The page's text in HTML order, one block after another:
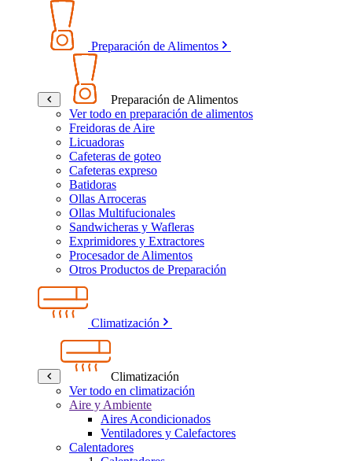
Preparación de Alimentos
Preparación de Alimentos
Ver todo en preparación de alimentos
Freidoras de Aire
Licuadoras
Cafeteras de goteo
Cafeteras expreso
Batidoras
Ollas Arroceras
Ollas Multifucionales
Sandwicheras y Wafleras
Exprimidores y Extractores
Procesador de Alimentos
Otros Productos de Preparación
Climatización
Climatización
Ver todo en climatización
Aire y Ambiente
Aires Acondicionados
Ventiladores y Calefactores
Calentadores